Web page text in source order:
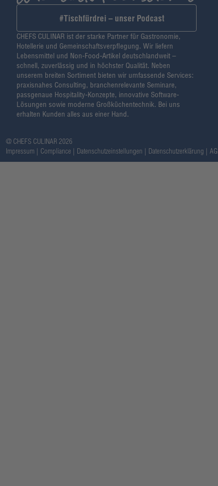
#Tischfürdrei – unser Podcast
CHEFS CULINAR ist der starke Partner für Gastronomie,
Hotellerie und Gemeinschaftsverpflegung. Wir liefern
Lebensmittel und Non-Food-Artikel deutschlandweit –
schnell, zuverlässig und in höchster Qualität. Neben
unserem breiten Sortiment bieten wir umfassende Services:
praxisnahes Consulting, branchenrelevante Seminare,
passgenaue Hospitality-Konzepte, innovative Software-
Lösungen sowie moderne Großküchentechnik. Bei uns
erhalten Kunden alles aus einer Hand.
@ CHEFS CULINAR 2026
Impressum
Compliance Datenschutzeinstellungen Datenschutzerklärung